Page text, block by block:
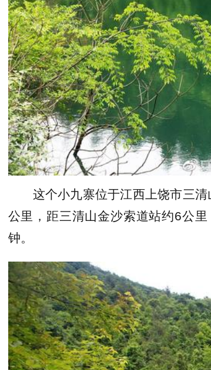
这个小九寨位于江西上饶市三
公里，距三清山金沙索道站约6公
钟。